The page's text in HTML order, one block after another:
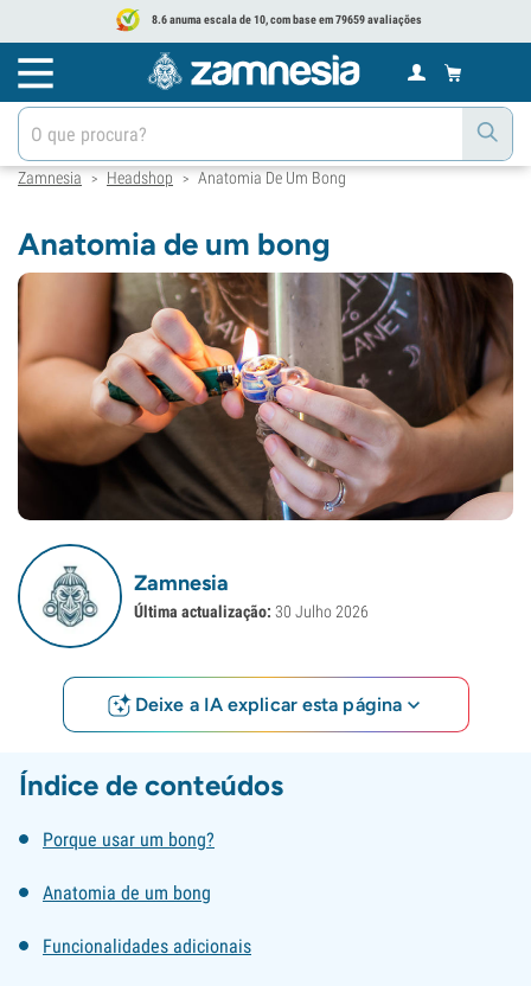
8.6 anuma escala de 10, com base em 79659 avaliações
Zamnesia > Headshop > Anatomia De Um Bong
Anatomia de um bong
Zamnesia
Última actualização: 30 Julho 2026
Deixe a IA explicar esta página
Índice de conteúdos
Porque usar um bong?
Anatomia de um bong
Funcionalidades adicionais